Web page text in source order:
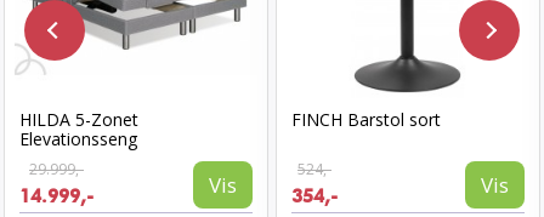
HILDA 5-Zonet
Elevationsseng
29.999,-
14.999,- Vis
FINCH Barstol sort
524,-
354,- Vis